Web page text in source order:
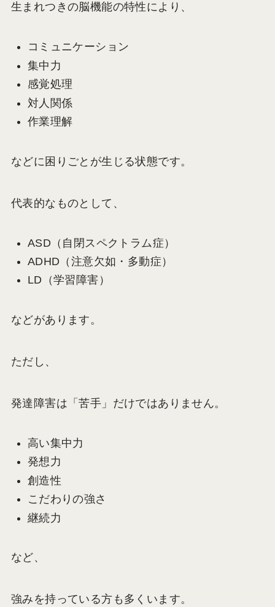
生まれつきの脳機能の特性により、
コミュニケーション
集中力
感覚処理
対人関係
作業理解
などに困りごとが生じる状態です。
代表的なものとして、
ASD（自閉スペクトラム症）
ADHD（注意欠如・多動症）
LD（学習障害）
などがあります。
ただし、
発達障害は「苦手」だけではありません。
高い集中力
発想力
創造性
こだわりの強さ
継続力
など、
強みを持っている方も多くいます。